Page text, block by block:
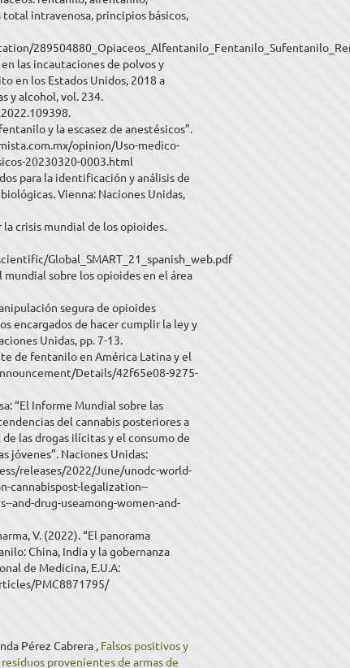
intravenosa, principios básicos,
las incautaciones de polvos y
en los Estados Unidos, 2018 a
y alcohol, vol. 234.
y la escasez de anestésicos”.
opinion/Uso-medico-
20230320-0003.html
para la identificación y análisis de
Vienna: Naciones Unidas,
crisis mundial de los opioides.
Global_SMART_21_spanish_web.pdf
sobre los opioides en el área
segura de opioides
encargados de hacer cumplir la ley y
Unidas, pp. 7-13.
de fentanilo en América Latina y el
Details/42f65e08-9275-
“El Informe Mundial sobre las
del cannabis posteriores a
las drogas ilícitas y el consumo de
jóvenes”. Naciones Unidas:
releases/2022/June/unodc-world-
cannabispost-legalization--
and-drug-useamong-women-and-
V. (2022). “El panorama
China, India y la gobernanza
de Medicina, E.U.A:
PMC8871795/
Pérez Cabrera , Falsos positivos y
provenientes de armas de